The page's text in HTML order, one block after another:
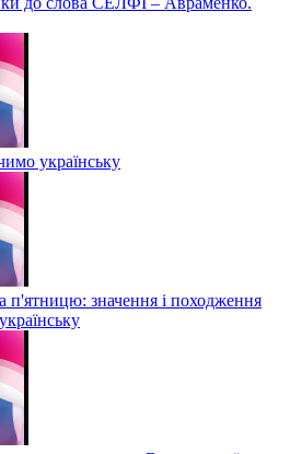
українську
п'ятницю: значення і походження